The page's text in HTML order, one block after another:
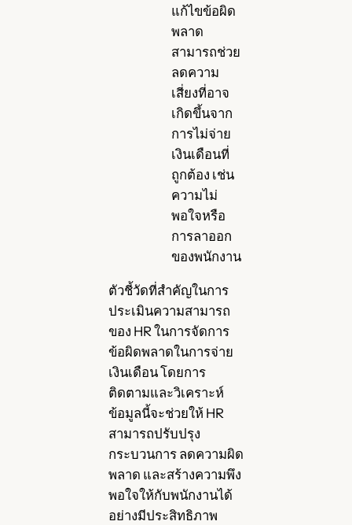
แก้ไขข้อผิด
พลาด
สามารถช่วย
ลดความ
เสี่ยงที่อาจ
เกิดขึ้นจาก
การไม่จ่าย
เงินเดือนที่
ถูกต้อง เช่น
ความไม่
พอใจหรือ
การลาออก
ของพนักงาน
ตัวชี้วัดที่สำคัญในการ
ประเมินความสามารถ
ของ HR ในการจัดการ
ข้อผิดพลาดในการจ่าย
เงินเดือน โดยการ
ติดตามและวิเคราะห์
ข้อมูลนี้จะช่วยให้ HR
สามารถปรับปรุง
กระบวนการ ลดความผิด
พลาด และสร้างความพึง
พอใจให้กับพนักงานได้
อย่างมีประสิทธิภาพ